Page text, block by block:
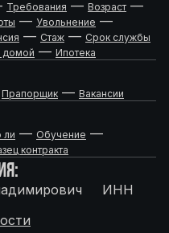
Требования — Возраст —
— Увольнение —
— Стаж — Срок службы
домой — Ипотека
Прапорщик — Вакансии
ли — Обучение —
контракта
ИНН